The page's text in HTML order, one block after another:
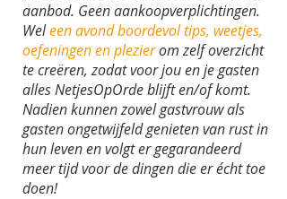
aanbod. Geen aankoopverplichtingen.
Weleen avond boordevol tips, weetjes,
oefeningen en plezierom zelf overzicht
te creëren, zodat voor jou en je gasten
alles NetjesOpOrde blijft en/of komt.
Nadien kunnen zowel gastvrouw als
gasten ongetwijfeld genieten van rust in
hun leven en volgt er gegarandeerd
meer tijd voor de dingen die er écht toe
doen!